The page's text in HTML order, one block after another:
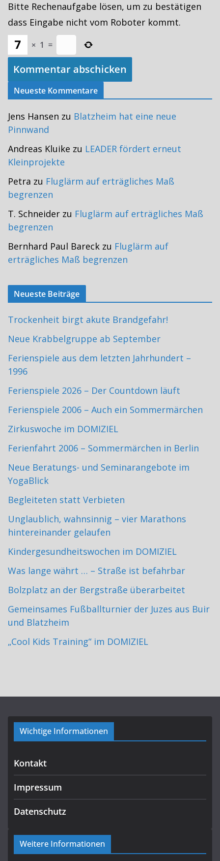
Bitte Rechenaufgabe lösen, um zu bestätigen
dass Eingabe nicht vom Roboter kommt.
× 1 =
Neueste Kommentare
Jens Hansen zu Blatzheim hat eine neue
Pinnwand
Andreas Kluike zu LEADER fördert erneut
Kleinprojekte
Petra zu Fluglärm auf erträgliches Maß
begrenzen
T. Schneider zu Fluglärm auf erträgliches Maß
begrenzen
Bernhard Paul Bareck zu Fluglärm auf
erträgliches Maß begrenzen
Neueste Beiträge
Trockenheit birgt akute Brandgefahr!
Neue Krabbelgruppe ab September
Ferienspiele aus dem letzten Jahrhundert –
1996
Ferienspiele 2026 – Der Countdown läuft
Ferienspiele 2006 – Auch ein Sommermärchen
Zirkuswoche im DOMIZIEL
Ferienfahrt 2006 – Sommermärchen in Berlin
Neue Beratungs- und Seminarangebote im
YogaBlick
Begleiteten statt Verbieten
Unglaublich, wahnsinnig – vier Marathons
hintereinander gelaufen
Kindergesundheitswochen im DOMIZIEL
Was lange währt … – Straße ist befahrbar
Bolzplatz an der Bergstraße überarbeitet
Gemeinsames Fußballturnier der Juzes aus Buir
und Blatzheim
„Cool Kids Training“ im DOMIZIEL
Wichtige Informationen
Kontakt
Impressum
Datenschutz
Weitere Informationen